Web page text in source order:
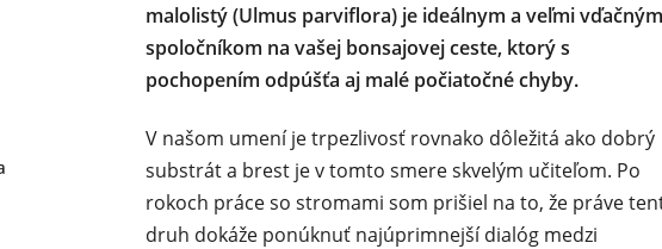
malolistý (Ulmus parviflora) je ideálnym a veľmi vďačným
spoločníkom na vašej bonsajovej ceste, ktorý s
pochopením odpúšťa aj malé počiatočné chyby.
V našom umení je trpezlivosť rovnako dôležitá ako dobrý
substrát a brest je v tomto smere skvelým učiteľom. Po
rokoch práce so stromami som prišiel na to, že práve
druh dokáže ponúknuť najúprimnejší dialóg medzi